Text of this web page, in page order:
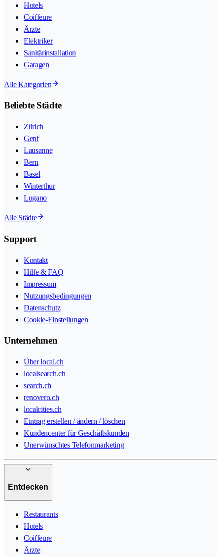
Hotels
Coiffeure
Ärzte
Elektriker
Sanitärinstallation
Garagen
Alle Kategorien
Beliebte Städte
Zürich
Genf
Lausanne
Bern
Basel
Winterthur
Lugano
Alle Städte
Support
Kontakt
Hilfe & FAQ
Impressum
Nutzungsbedingungen
Datenschutz
Cookie-Einstellungen
Unternehmen
Über local.ch
localsearch.ch
search.ch
renovero.ch
localcities.ch
Eintrag erstellen / ändern / löschen
Kundencenter für Geschäftskunden
Unerwünschtes Telefonmarketing
Entdecken
Restaurants
Hotels
Coiffeure
Ärzte